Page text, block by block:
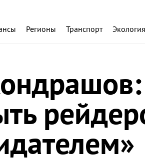
Регионы Транспорт Экология